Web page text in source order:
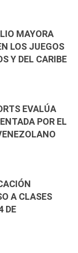
MAYORA
LOS JUEGOS
Y DEL CARIBE
EVALÚA
POR EL
A CLASES
DE